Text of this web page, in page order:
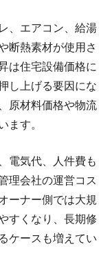
、エアコン、給湯
断熱素材が使用さ
は住宅設備価格に
し上げる要因にな
原材料価格や物流
ます。
電気代、人件費も
理会社の運営コス
ーナー側では大規
すくなり、長期修
ケースも増えてい